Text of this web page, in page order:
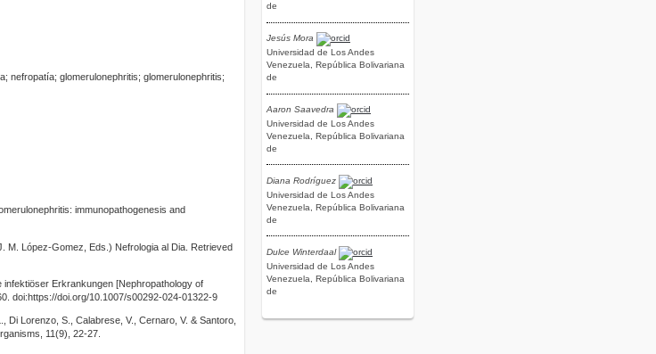
de
Jesús Mora
Universidad de Los Andes
Venezuela, República Bolivariana
de
Aaron Saavedra
Universidad de Los Andes
Venezuela, República Bolivariana
de
Diana Rodríguez
Universidad de Los Andes
Venezuela, República Bolivariana
de
Dulce Winterdaal
Universidad de Los Andes
Venezuela, República Bolivariana
de
nefropatía; glomerulonephritis; glomerulonephritis;
immunopathogenesis and
M. López-Gomez, Eds.) Nefrologia al Dia. Retrieved
infektiöser Erkrankungen [Nephropathology of
doi:https://doi.org/10.1007/s00292-024-01322-9
Di Lorenzo, S., Calabrese, V., Cernaro, V. & Santoro,
11(9), 22-27.